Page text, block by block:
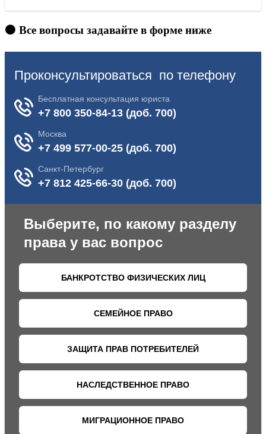
🟠 Все вопросы задавайте в форме ниже